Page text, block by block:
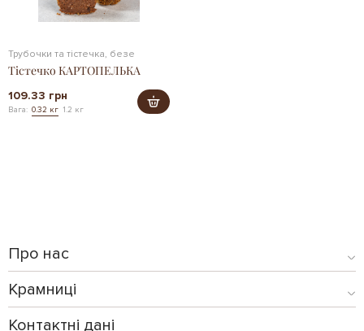
Трубочки та тістечка, безе
Тістечко КАРТОПЕЛЬКА
109.33 грн
Вага: 0.32 кг 1.2 кг
Про нас
Крамниці
Контактні дані